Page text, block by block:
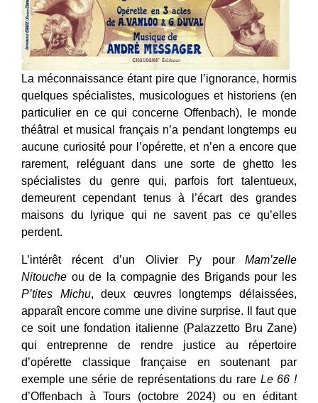
La méconnaissance étant pire que l’ignorance, hormis
quelques spécialistes, musicologues et historiens (en
particulier en ce qui concerne Offenbach), le monde
théâtral et musical français n’a pendant longtemps eu
aucune curiosité pour l’opérette, et n’en a encore que
rarement, reléguant dans une sorte de ghetto les
spécialistes du genre qui, parfois fort talentueux,
demeurent cependant tenus à l’écart des grandes
maisons du lyrique qui ne savent pas ce qu’elles
perdent.
L’intérêt récent d’un Olivier Py pour Mam’zelle
Nitouche ou de la compagnie des Brigands pour les
P’tites Michu, deux œuvres longtemps délaissées,
apparaît encore comme une divine surprise. Il faut que
ce soit une fondation italienne (Palazzetto Bru Zane)
qui entreprenne de rendre justice au répertoire
d’opérette classique française en soutenant par
exemple une série de représentations du rare Le 66 !
d’Offenbach à Tours (octobre 2024) ou en éditant